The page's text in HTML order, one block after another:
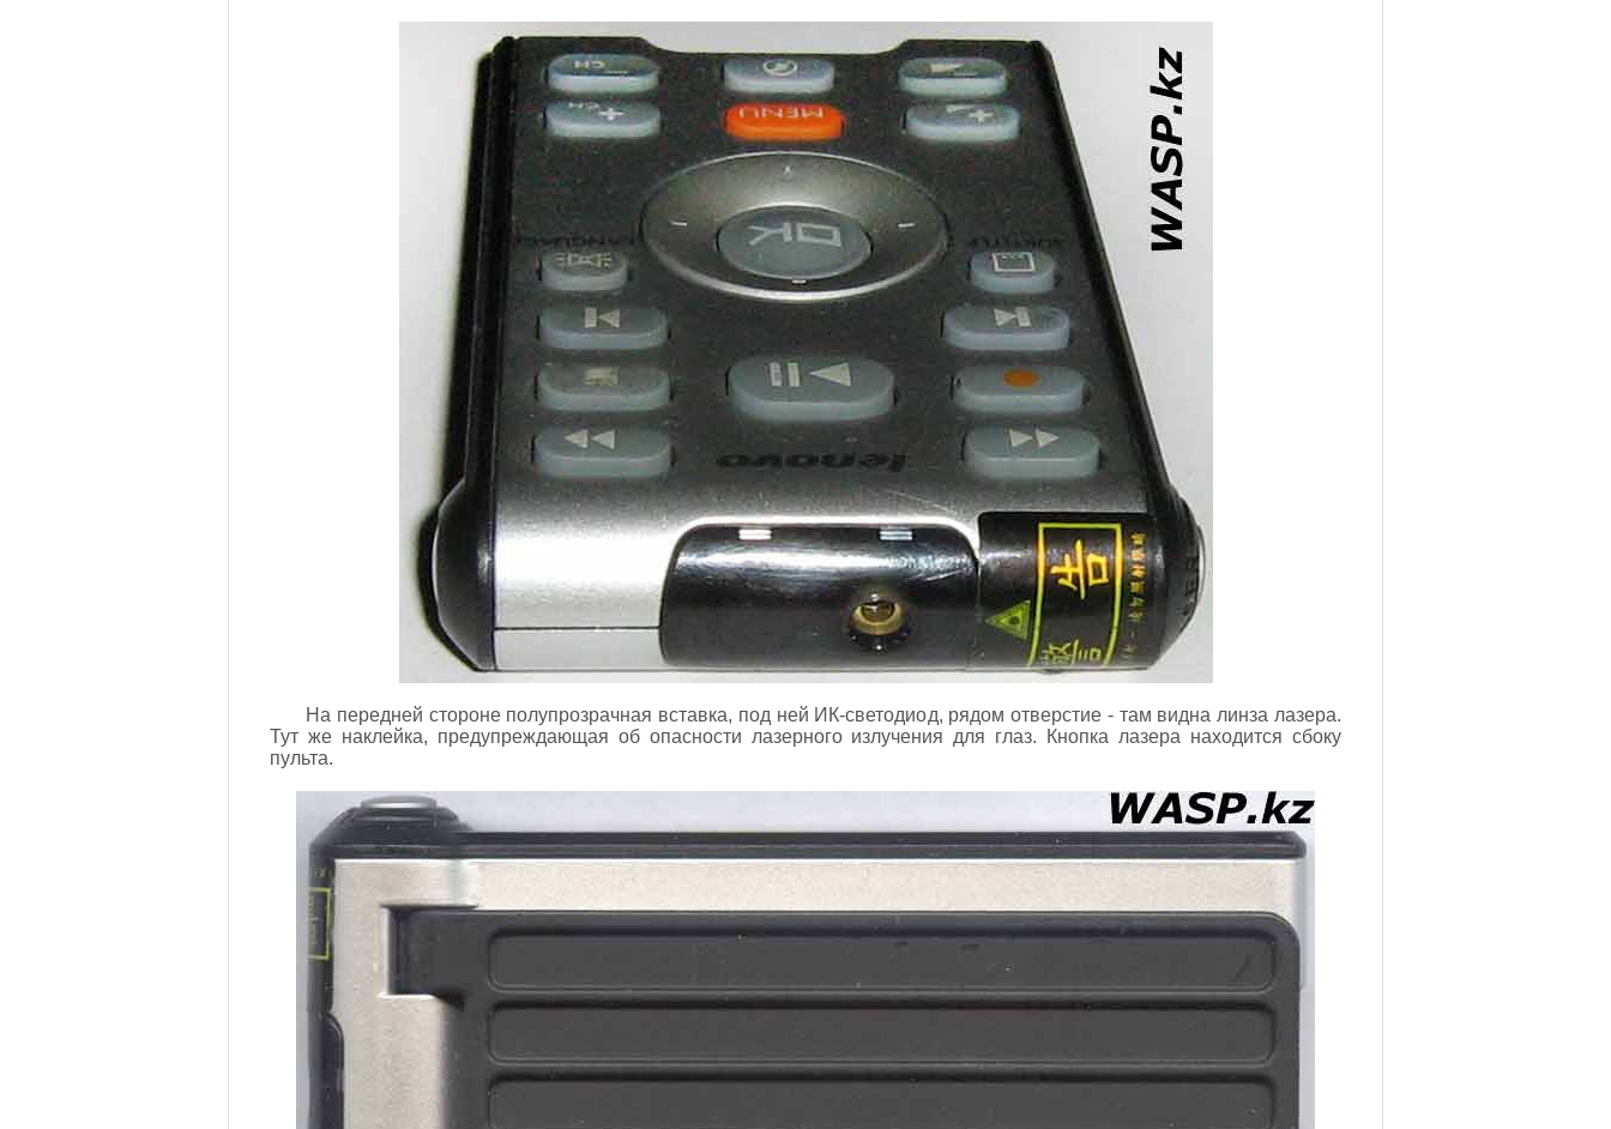
На передней стороне полупрозрачная вставка, под ней ИК-светодиод, рядом отверстие - там видна линза лазера.
Тут же наклейка, предупреждающая об опасности лазерного излучения для глаз. Кнопка лазера находится сбоку
пульта.